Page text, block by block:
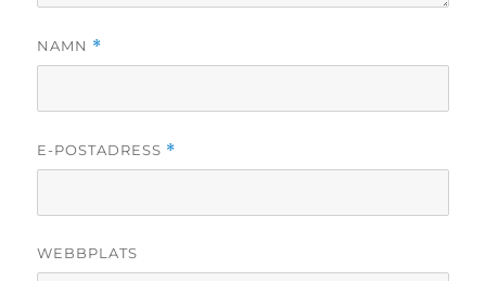
NAMN *
E-POSTADRESS *
WEBBPLATS